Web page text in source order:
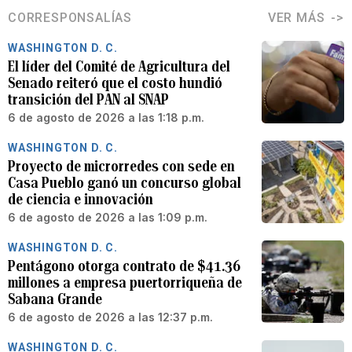
CORRESPONSALÍAS VER MÁS
WASHINGTON D. C.
El líder del Comité de Agricultura del
Senado reiteró que el costo hundió
transición del PAN al SNAP
6 de agosto de 2026 a las 1:18 p.m.
WASHINGTON D. C.
Proyecto de microrredes con sede en
Casa Pueblo ganó un concurso global
de ciencia e innovación
6 de agosto de 2026 a las 1:09 p.m.
WASHINGTON D. C.
Pentágono otorga contrato de $41.36
millones a empresa puertorriqueña de
Sabana Grande
6 de agosto de 2026 a las 12:37 p.m.
WASHINGTON D. C.